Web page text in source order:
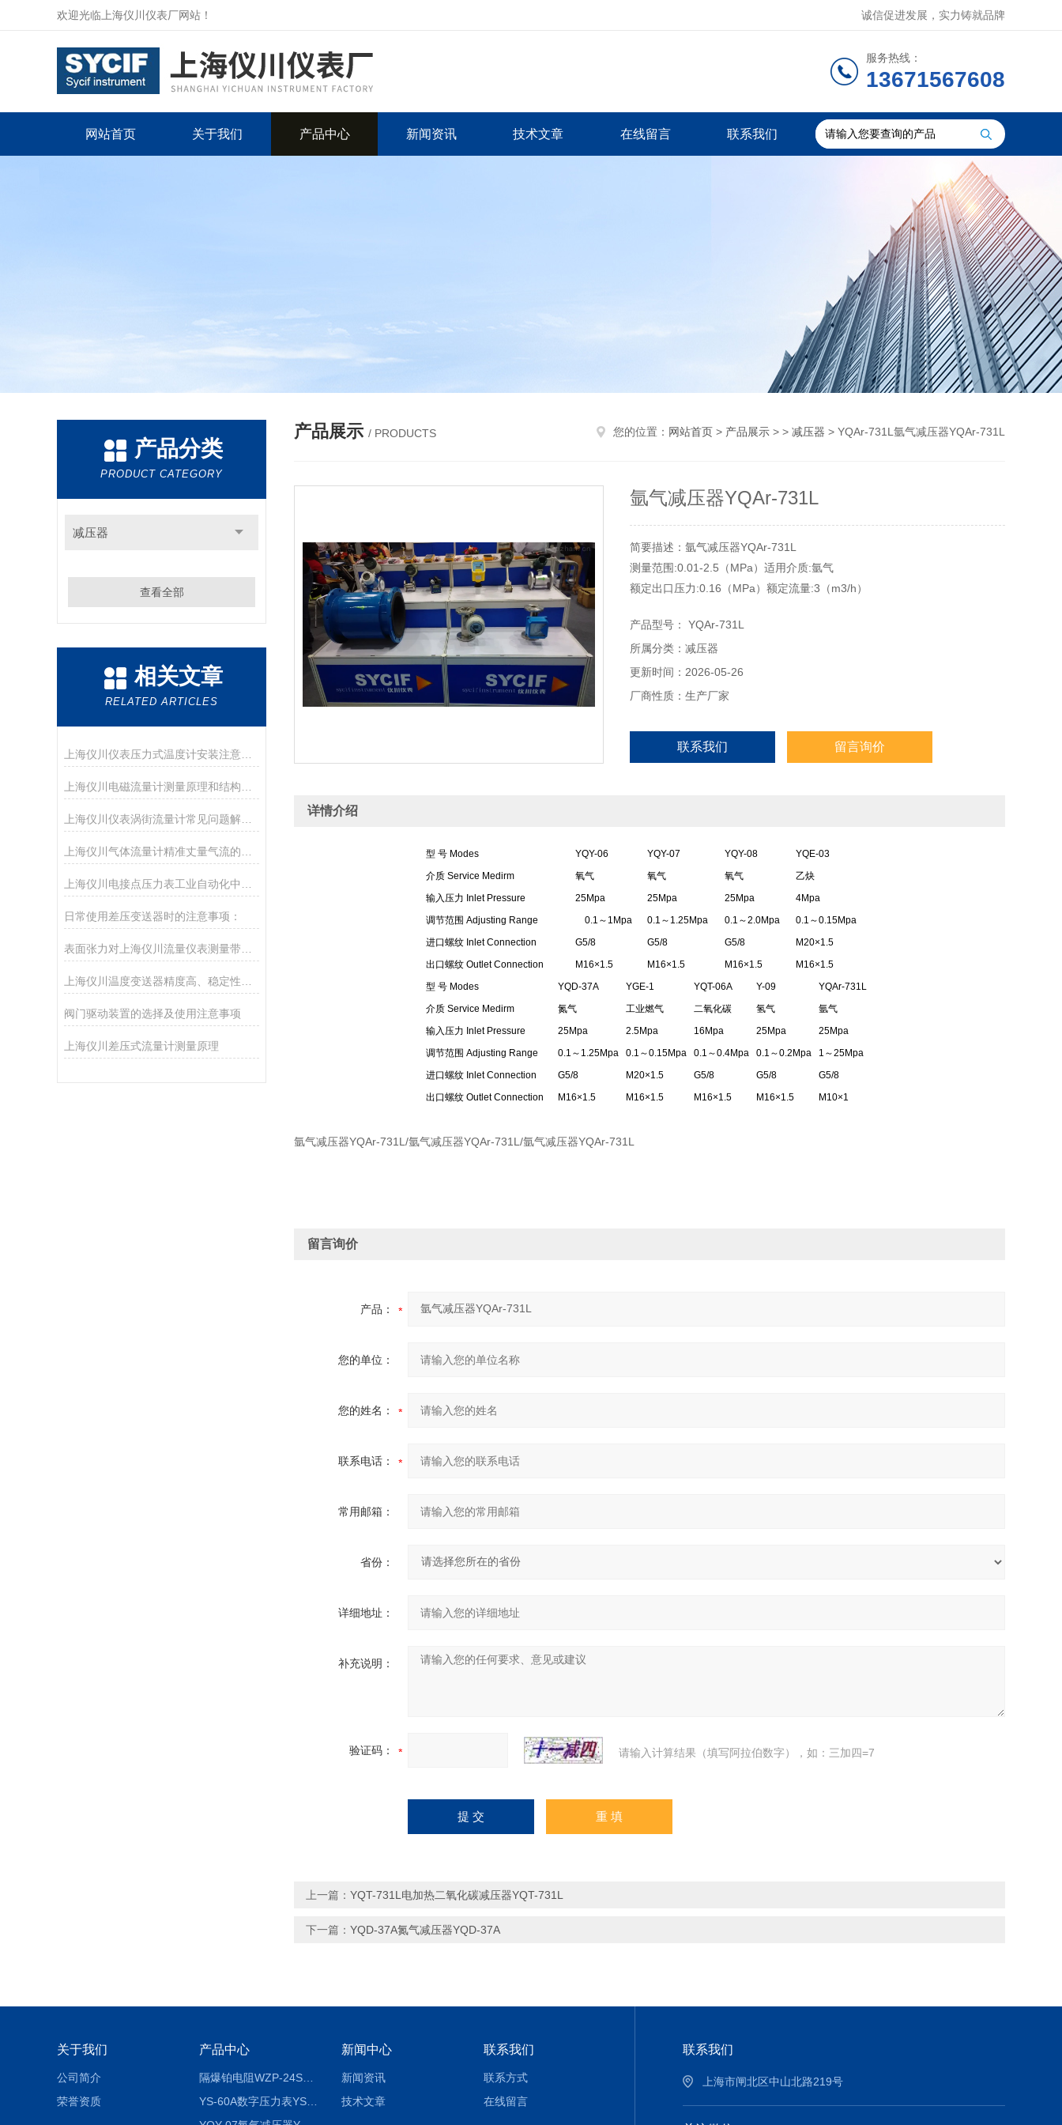
欢迎光临上海仪川仪表厂网站！ 诚信促进发展，实力铸就品牌
服务热线：
13671567608
网站首页 关于我们 产品中心 新闻资讯 技术文章 在线留言 联系我们
产品分类
PRODUCT CATEGORY
减压器
查看全部
相关文章
RELATED ARTICLES
上海仪川仪表压力式温度计安装注意事项。
上海仪川仪表涡街流量计常见问题解决方案
日常使用差压变送器时的注意事项：
阀门驱动装置的选择及使用注意事项
上海仪川差压式流量计测量原理
产品展示 / PRODUCTS 您的位置： 网站首页 > 产品展示 > > 减压器 > YQAr-731L氩气减压器YQAr-731L
氩气减压器YQAr-731L
简要描述：氩气减压器YQAr-731L
测量范围:0.01-2.5（MPa）适用介质:氩气
额定出口压力:0.16（MPa）额定流量:3（m3/h）
工作原理:反作用式环境温度:-20-25（℃）
产品型号： YQAr-731L
所属分类：减压器
更新时间：2026-05-26
厂商性质：生产厂家
联系我们 留言询价
详情介绍
型 号 Modes YQY-06 YQY-07 YQY-08
YQE-03
介质 Service Medirm
氧气 氧气 氧气
乙炔
输入压力 Inlet Pressure
25Mpa 25Mpa 25Mpa
4Mpa
调节范围 Adjusting Range
0.1～1Mpa 0.1～1.25Mpa 0.1～2.0Mpa
0.1～0.15Mpa
进口螺纹 Inlet Connection
G5/8 G5/8 G5/8
M20×1.5
出口螺纹 Outlet Connection
M16×1.5 M16×1.5 M16×1.5
M16×1.5
型 号 Modes
YQD-37A YGE-1 YQT-06A Y-09
YQAr-731L
介质 Service Medirm
氮气 工业燃气 二氧化碳 氢气
氩气
输入压力 Inlet Pressure
25Mpa 2.5Mpa 16Mpa 25Mpa
25Mpa
调节范围 Adjusting Range
0.1～1.25Mpa 0.1～0.15Mpa 0.1～0.4Mpa 0.1～0.2Mpa
1～25Mpa
进口螺纹 Inlet Connection
G5/8 M20×1.5 G5/8 G5/8
G5/8
出口螺纹 Outlet Connection
M16×1.5 M16×1.5 M16×1.5 M16×1.5 M10×1
氩气减压器YQAr-731L/氩气减压器YQAr-731L/氩气减压器YQAr-731L
留言询价
产品：
您的单位：
您的姓名：
联系电话：
常用邮箱：
省份：
详细地址：
补充说明：
验证码： 请输入计算结果（填写阿拉伯数字），如：三加四=7
上一篇： YQT-731L电加热二氧化碳减压器YQT-731L
下一篇： YQD-37A氮气减压器YQD-37A
关于我们
公司简介
荣誉资质
产品中心
隔爆铂电阻WZP-24SA隔爆铂电阻WZP-24SA/Pt100
YS-60A数字压力表YS-60A
新闻中心
新闻资讯
技术文章
联系我们
联系方式
在线留言
联系我们
上海市闸北区中山北路219号